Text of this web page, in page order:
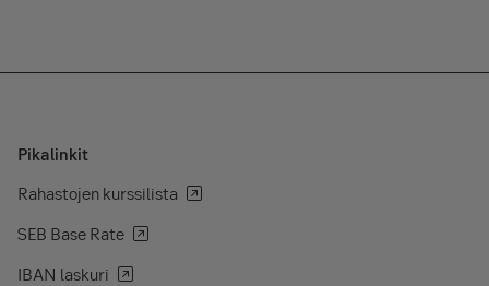
Pikalinkit
Rahastojen kurssilista
SEB Base Rate
IBAN laskuri